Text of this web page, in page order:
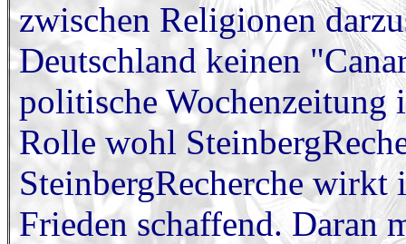
zwischen Religionen
Deutschland keinen
politische Wochenzeitung
Rolle wohl
SteinbergRecherche
Frieden schaffend.